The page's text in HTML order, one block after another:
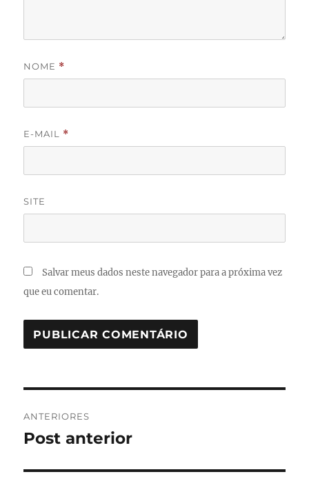
NOME *
E-MAIL *
SITE
Salvar meus dados neste navegador para a próxima vez
que eu comentar.
de
ANTERIORES
Post
Post anterior